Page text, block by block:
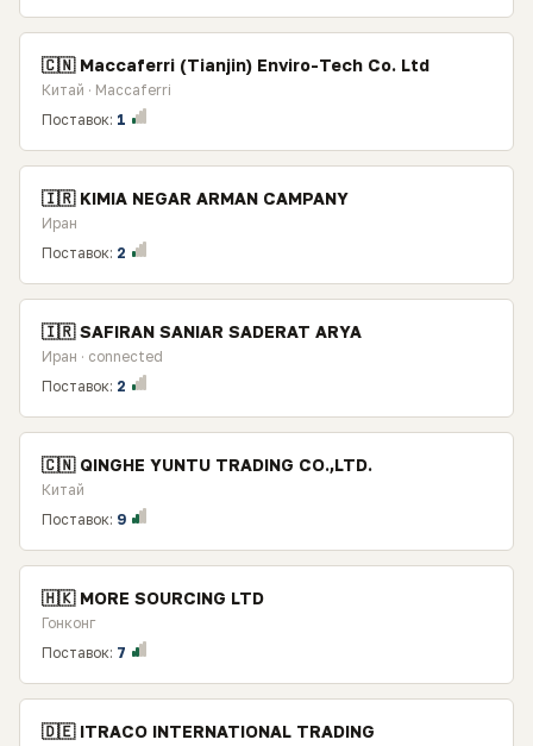
🇨🇳 Maccaferri (Tianjin) Enviro-Tech Co. Ltd
Китай · Maccaferri
Поставок: 1
🇮🇷 KIMIA NEGAR ARMAN CAMPANY
Иран
Поставок: 2
🇮🇷 SAFIRAN SANIAR SADERAT ARYA
Иран · connected
Поставок: 2
🇨🇳 QINGHE YUNTU TRADING CO.,LTD.
Китай
Поставок: 9
🇭🇰 MORE SOURCING LTD
Гонконг
Поставок: 7
🇩🇪 ITRACO INTERNATIONAL TRADING